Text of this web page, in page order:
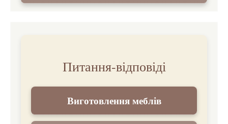
Питання-відповіді
Виготовлення меблів